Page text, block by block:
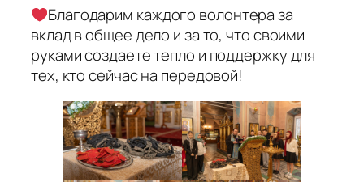
Благодарим каждого волонтера за
вклад в общее дело и за то, что своими
руками создаете тепло и поддержку для
тех, кто сейчас на передовой!